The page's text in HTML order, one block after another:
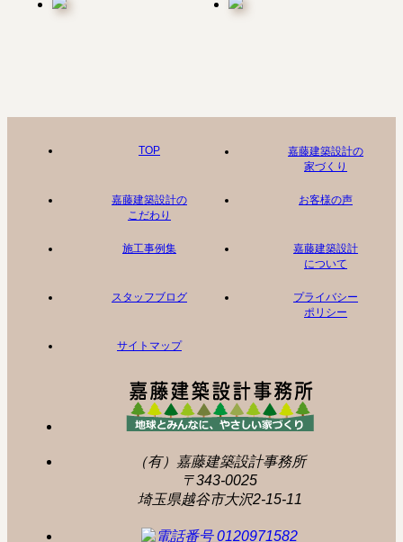
TOP
嘉藤建築設計の
家づくり
嘉藤建築設計の
こだわり
お客様の声
施工事例集
嘉藤建築設計
について
スタッフブログ
プライバシー
ポリシー
サイトマップ
（有）嘉藤建築設計事務所
〒343-0025
埼玉県越谷市大沢2-15-11